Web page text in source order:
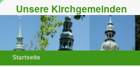
Unsere Kirchgemeinden
Startseite